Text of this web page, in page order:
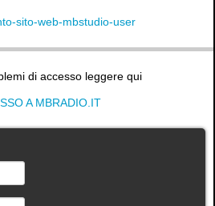
di accesso leggere qui
A MBRADIO.IT